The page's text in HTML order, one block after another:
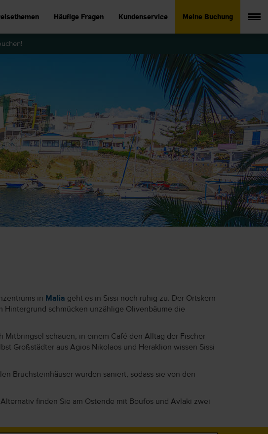
Häufige Fragen Kundenservice Meine Buchung
in Malia geht es in Sissi noch ruhig zu. Der Ortskern
Hintergrund schmücken unzählige Olivenbäume die
Mitbringsel schauen, in einem Café den Alltag der Fischer
Großstädter aus Agios Nikolaos und Heraklion wissen Sissi
Bruchsteinhäuser wurden saniert, sodass sie von den
finden Sie am Ostende mit Boufos und Avlaki zwei